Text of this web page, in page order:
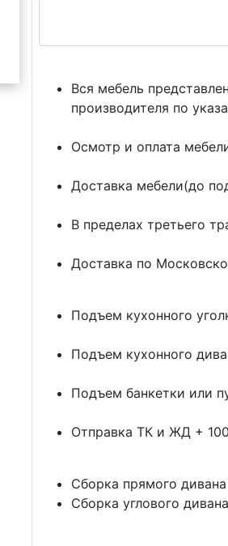
Вся мебель
производителя по
Осмотр и оплата
Доставка мебели(до
В пределах третьего
Доставка по
Подъем кухонного
Подъем кухонного
Подъем банкетки или
Отправка ТК и ЖД +
Сборка прямого
Сборка углового